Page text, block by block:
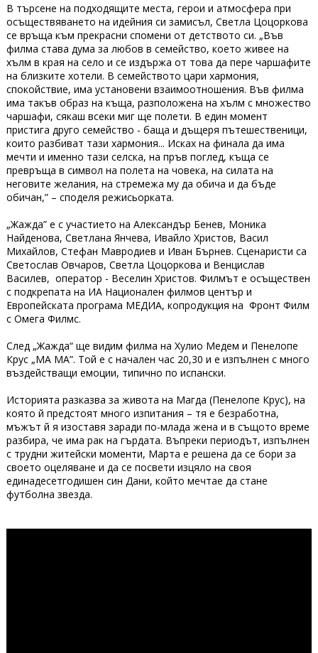
В търсене на подходящите места, герои и атмосфера при
осъществяването на идейния си замисъл, Светла Цоцоркова
се връща към прекрасни спомени от детството си. „Във
филма става дума за любов в семейство, което живее на
хълм в края на село и се издържа от това да пере чаршафите
на близките хотели. В семейството цари хармония,
спокойствие, има установени взаимоотношения. Във филма
има такъв образ на къща, разположена на хълм с множество
чаршафи, сякаш всеки миг ще полети. В един момент
пристига друго семейство - баща и дъщеря пътешественици,
които разбиват тази хармония... Исках на финала да има
мечти и именно тази селска, на пръв поглед, къща се
превръща в символ на полета на човека, на силата на
неговите желания, на стремежа му да обича и да бъде
обичан,” – споделя режисьорката.
„Жажда” е с участието на Александър Бенев, Моника
Найденова, Светлана Янчева, Ивайло Христов, Васил
Михайлов, Стефан Мавродиев и Иван Бърнев. Сценаристи са
Светослав Овчаров, Светла Цоцоркова и Венцислав
Василев, оператор - Веселин Христов. Филмът е осъществен
с подкрепата на ИА Национален филмов център и
Европейската програма МЕДИА, копродукция на Фронт Филм
с Омега Филмс.
След „Жажда“ ще видим филма на Хулио Медем и Пенелопе
Крус „MA МA”. Той е с начален час 20,30 и е изпълнен с много
въздействащи емоции, типично по испански.
Историята разказва за живота на Магда (Пенелопе Крус), на
която й предстоят много изпитания – тя е безработна,
мъжът й я изоставя заради по-млада жена и в същото време
разбира, че има рак на гърдата. Въпреки периодът, изпълнен
с трудни житейски моменти, Марта е решена да се бори за
своето оцеляване и да се посвети изцяло на своя
единадесетгодишен син Дани, който мечтае да стане
футболна звезда.